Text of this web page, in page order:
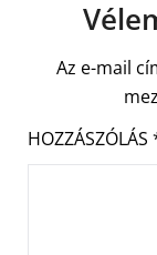
Az e-mail
HOZZÁSZÓLÁS